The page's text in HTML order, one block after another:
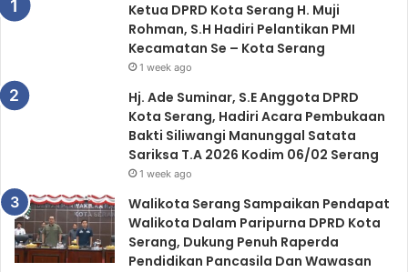
Ketua DPRD Kota Serang H. Muji
Rohman, S.H Hadiri Pelantikan PMI
Kecamatan Se – Kota Serang
1 week ago
Hj. Ade Suminar, S.E Anggota DPRD
Kota Serang, Hadiri Acara Pembukaan
Bakti Siliwangi Manunggal Satata
Sariksa T.A 2026 Kodim 06/02 Serang
1 week ago
Walikota Serang Sampaikan Pendapat
Walikota Dalam Paripurna DPRD Kota
Serang, Dukung Penuh Raperda
Pendidikan Pancasila Dan Wawasan